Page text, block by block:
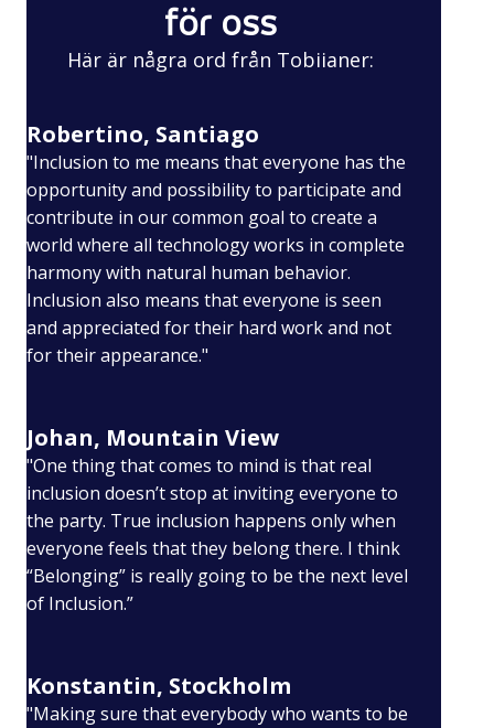
för oss
Här är några ord från Tobiianer:
Robertino, Santiago
"Inclusion to me means that everyone has the
opportunity and possibility to participate and
contribute in our common goal to create a
world where all technology works in complete
harmony with natural human behavior.
Inclusion also means that everyone is seen
and appreciated for their hard work and not
for their appearance."
Johan, Mountain View
"One thing that comes to mind is that real
inclusion doesn’t stop at inviting everyone to
the party. True inclusion happens only when
everyone feels that they belong there. I think
“Belonging” is really going to be the next level
of Inclusion.”
Konstantin, Stockholm
"Making sure that everybody who wants to be